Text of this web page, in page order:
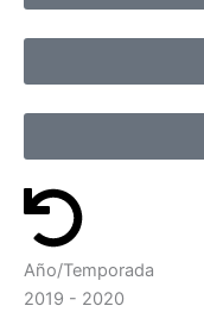
Año/Temporada
2019 - 2020